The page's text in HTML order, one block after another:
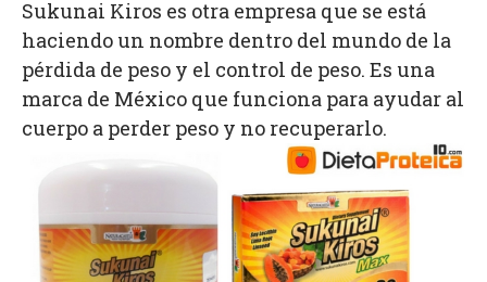
Sukunai Kiros es otra empresa que se está
haciendo un nombre dentro del mundo de la
pérdida de peso y el control de peso. Es una
marca de México que funciona para ayudar al
cuerpo a perder peso y no recuperarlo.